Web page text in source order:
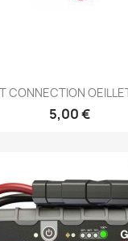
CONNECTION
5,00 €